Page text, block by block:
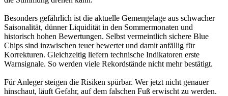
Besonders gefährlich ist die aktuelle Gemengelage aus schwacher
Saisonalität, dünner Liquidität in den Sommermonaten und
historisch hohen Bewertungen. Selbst vermeintlich sichere Blue
Chips sind inzwischen teuer bewertet und damit anfällig für
Korrekturen. Gleichzeitig liefern technische Indikatoren erste
Warnsignale. So werden viele Rekordstände nicht mehr bestätigt.
Für Anleger steigen die Risiken spürbar. Wer jetzt nicht genauer
hinschaut, läuft Gefahr, auf dem falschen Fuß erwischt zu werden.